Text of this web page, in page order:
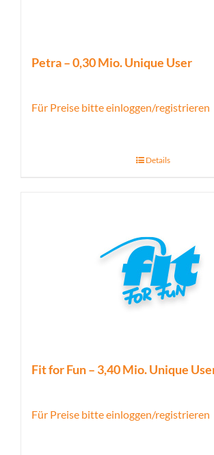
Petra – 0,30 Mio. Unique User
Für Preise bitte einloggen/registrieren
Details
Fit for Fun – 3,40 Mio. Unique
Für Preise bitte einloggen/registrieren